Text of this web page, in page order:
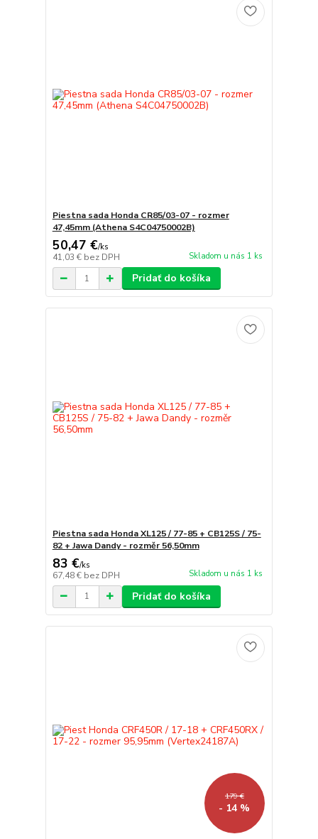
Piestna sada Honda CR85/03-07 - rozmer
47,45mm (Athena S4C04750002B)
50,47 €/ks
41,03 € bez DPH Skladom u nás 1 ks
Pridať do košíka
Piestna sada Honda XL125 / 77-85 + CB125S / 75-
82 + Jawa Dandy - rozměr 56,50mm
83 €/ks
67,48 € bez DPH Skladom u nás 1 ks
Pridať do košíka
179 €
- 14 %